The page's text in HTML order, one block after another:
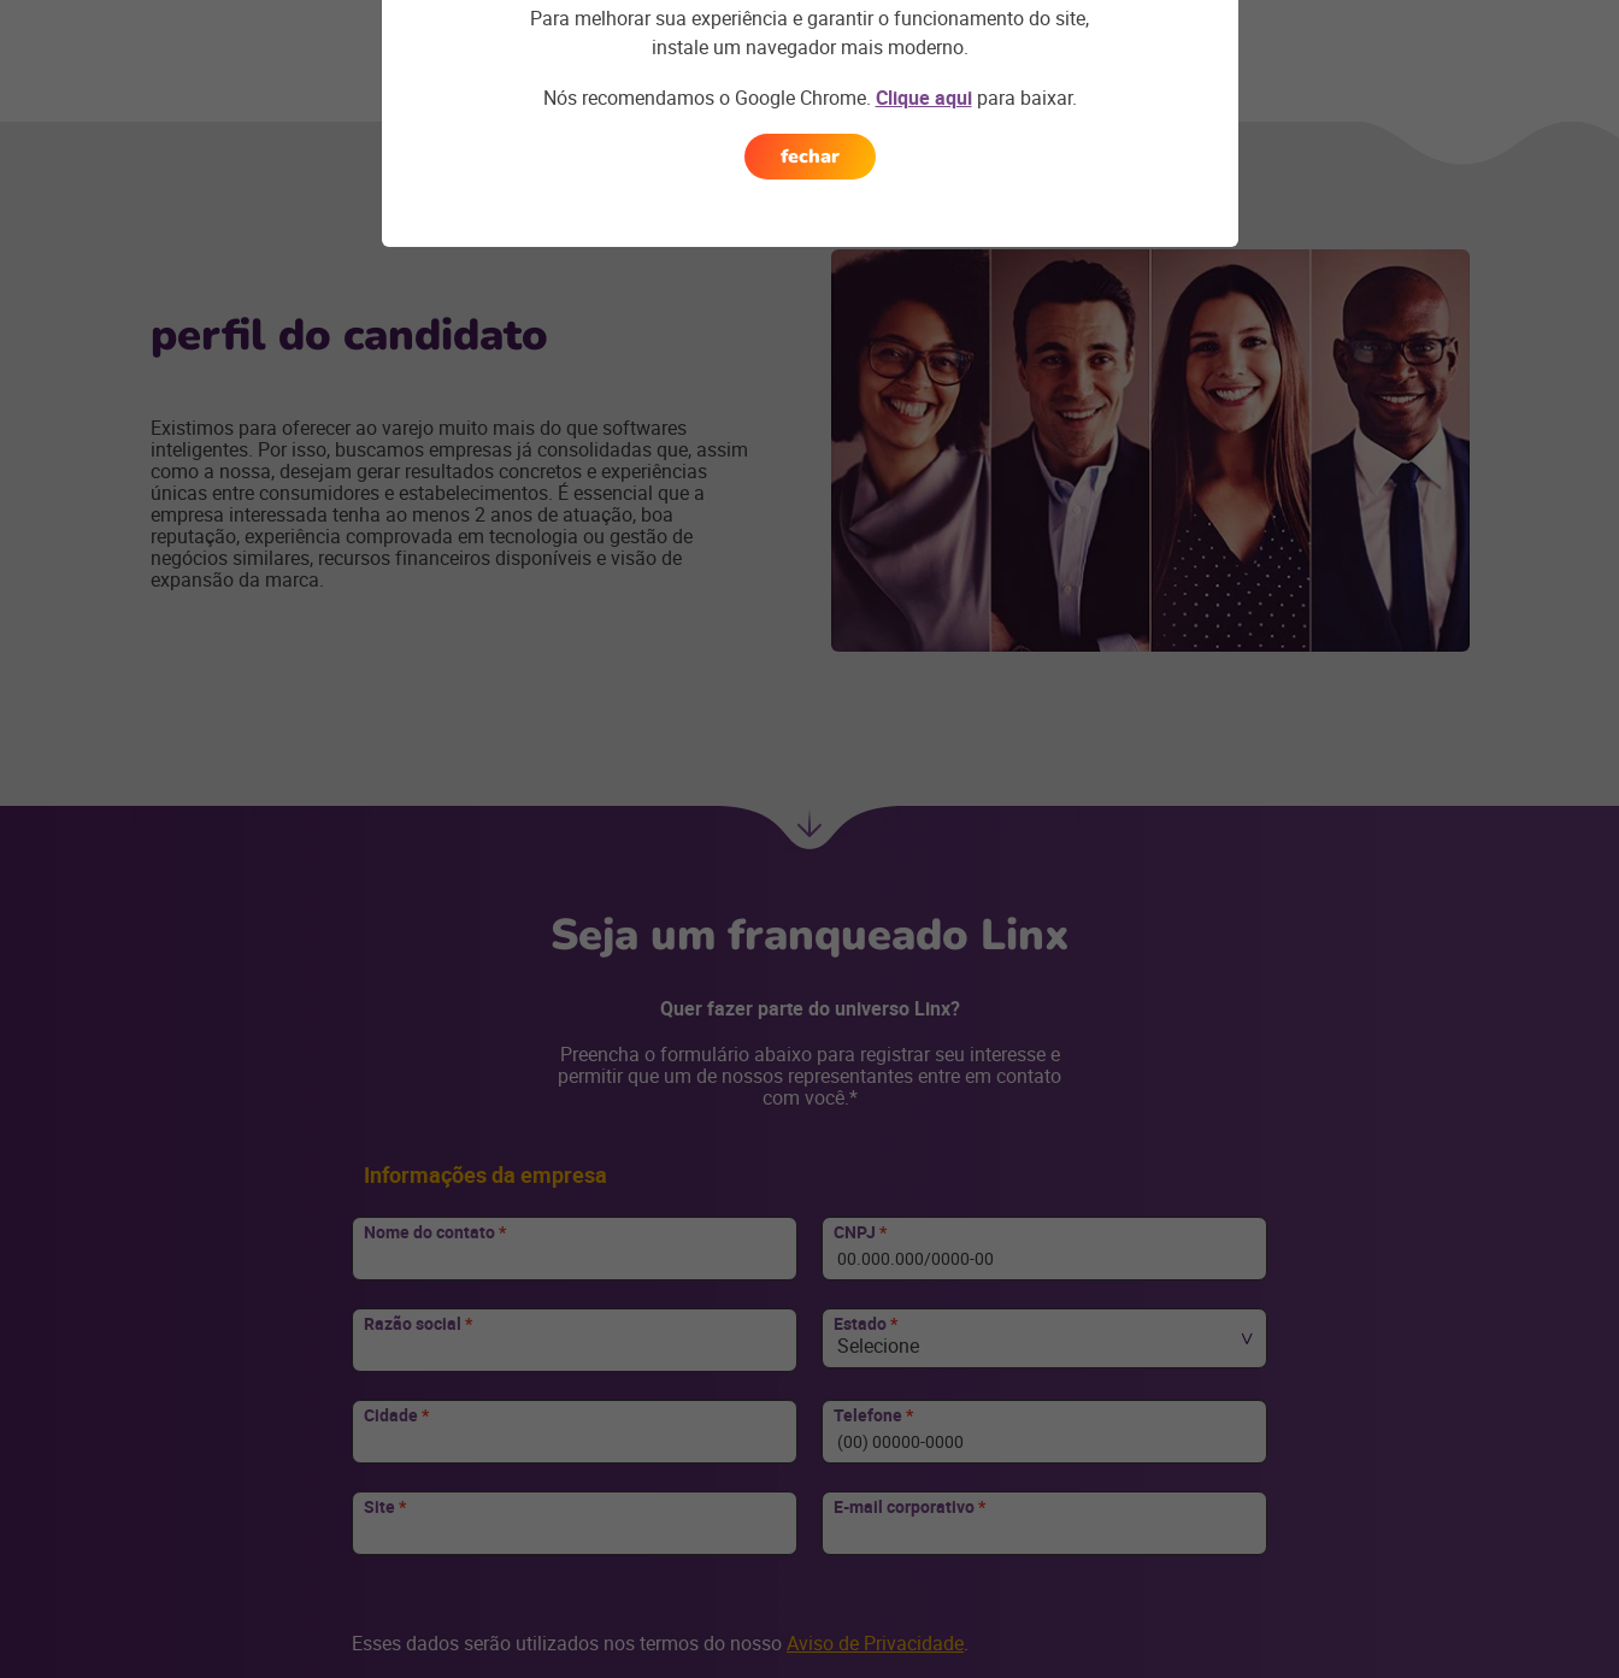
perfil do candidato
Existimos para oferecer ao varejo muito mais do que softwares
inteligentes. Por isso, buscamos empresas já consolidadas que, assim
como a nossa, desejam gerar resultados concretos e experiências
únicas entre consumidores e estabelecimentos. É essencial que a
empresa interessada tenha ao menos 2 anos de atuação, boa
reputação, experiência comprovada em tecnologia ou gestão de
negócios similares, recursos financeiros disponíveis e visão de
expansão da marca.
Próxima
seção
Ir
Seja um franqueado Linx
Quer fazer parte do universo Linx?
Preencha o formulário abaixo para registrar seu interesse e
permitir que um de nossos representantes entre em contato
com você.*
Informações da empresa
Nome do contato* CNPJ *
Razão social * Estado*
Selecione
Cidade * Telefone *
Site * E-mail corporativo*
Esses dados serão utilizados nos termos do nossoAviso de Privacidade.
Para melhorar sua experiência e garantir o funcionamento do site,
instale um navegador mais moderno.
Nós recomendamos o Google Chrome. Clique aquipara baixar.
fechar